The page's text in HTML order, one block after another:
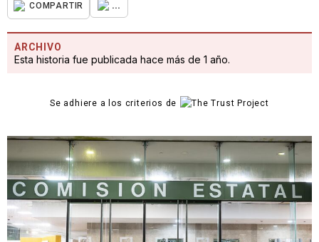
COMPARTIR ...
ARCHIVO
Esta historia fue publicada hace más de 1 año.
Se adhiere a los criterios de